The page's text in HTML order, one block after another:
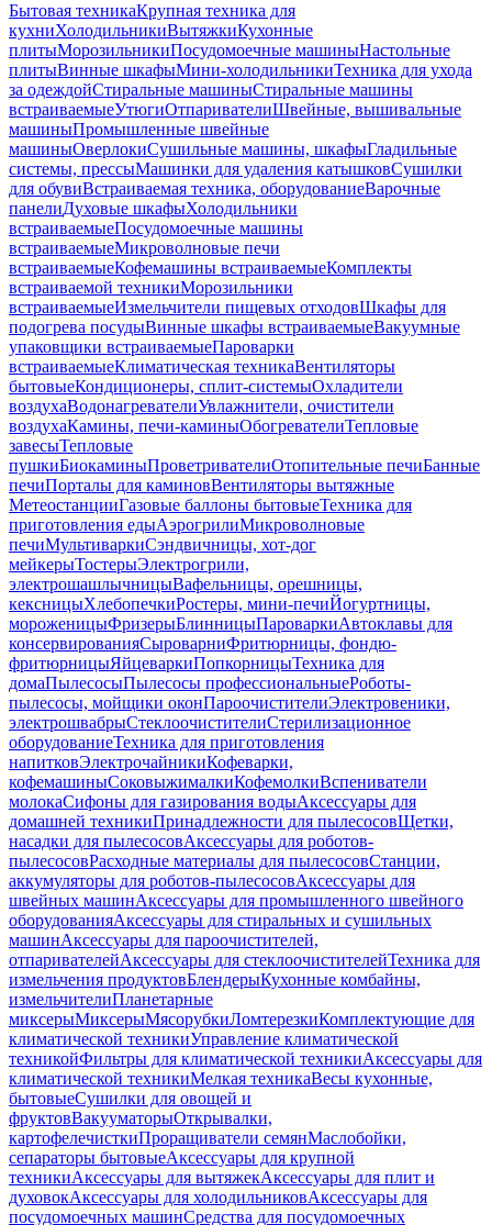
Бытовая техникаКрупная техника для
кухниХолодильникиВытяжкиКухонные
плитыМорозильникиПосудомоечные машиныНастольные
плитыВинные шкафыМини-холодильникиТехника для ухода
за одеждойСтиральные машиныСтиральные машины
встраиваемыеУтюгиОтпаривателиШвейные, вышивальные
машиныПромышленные швейные
машиныОверлокиСушильные машины, шкафыГладильные
системы, прессыМашинки для удаления катышковСушилки
для обувиВстраиваемая техника, оборудованиеВарочные
панелиДуховые шкафыХолодильники
встраиваемыеПосудомоечные машины
встраиваемыеМикроволновые печи
встраиваемыеКофемашины встраиваемыеКомплекты
встраиваемой техникиМорозильники
встраиваемыеИзмельчители пищевых отходовШкафы для
подогрева посудыВинные шкафы встраиваемыеВакуумные
упаковщики встраиваемыеПароварки
встраиваемыеКлиматическая техникаВентиляторы
бытовыеКондиционеры, сплит-системыОхладители
воздухаВодонагревателиУвлажнители, очистители
воздухаКамины, печи-каминыОбогревателиТепловые
завесыТепловые
пушкиБиокаминыПроветривателиОтопительные печиБанные
печиПорталы для каминовВентиляторы вытяжные
МетеостанцииГазовые баллоны бытовыеТехника для
приготовления едыАэрогрилиМикроволновые
печиМультиваркиСэндвичницы, хот-дог
мейкерыТостерыЭлектрогрили,
электрошашлычницыВафельницы, орешницы,
кексницыХлебопечкиРостеры, мини-печиЙогуртницы,
мороженицыФризерыБлинницыПароваркиАвтоклавы для
консервированияСыроварниФритюрницы, фондю-
фритюрницыЯйцеваркиПопкорницыТехника для
домаПылесосыПылесосы профессиональныеРоботы-
пылесосы, мойщики оконПароочистителиЭлектровеники,
электрошвабрыСтеклоочистителиСтерилизационное
оборудованиеТехника для приготовления
напитковЭлектрочайникиКофеварки,
кофемашиныСоковыжималкиКофемолкиВспениватели
молокаСифоны для газирования водыАксессуары для
домашней техникиПринадлежности для пылесосовЩетки,
насадки для пылесосовАксессуары для роботов-
пылесосовРасходные материалы для пылесосовСтанции,
аккумуляторы для роботов-пылесосовАксессуары для
швейных машинАксессуары для промышленного швейного
оборудованияАксессуары для стиральных и сушильных
машинАксессуары для пароочистителей,
отпаривателейАксессуары для стеклоочистителейТехника для
измельчения продуктовБлендерыКухонные комбайны,
измельчителиПланетарные
миксерыМиксерыМясорубкиЛомтерезкиКомплектующие для
климатической техникиУправление климатической
техникойФильтры для климатической техникиАксессуары для
климатической техникиМелкая техникаВесы кухонные,
бытовыеСушилки для овощей и
фруктовВакууматорыОткрывалки,
картофелечисткиПроращиватели семянМаслобойки,
сепараторы бытовыеАксессуары для крупной
техникиАксессуары для вытяжекАксессуары для плит и
духовокАксессуары для холодильниковАксессуары для
посудомоечных машинСредства для посудомоечных